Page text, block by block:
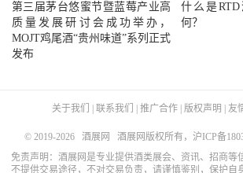
第三届茅台悠蜜节暨蓝莓产业高
质量发展研讨会成功举办，
MOJT鸡尾酒“贵州味道”系列正式
发布
什么是
何？
关于我们 联系我们 推广合作 版权声明 友
© 2019-2026 酒展网 酒展网版权所有， 沪ICP备
免责声明：酒展网是专业提供酒类展会、资讯、招商等
不提供交易途径，不对交易负责，请谨慎鉴别，保护自